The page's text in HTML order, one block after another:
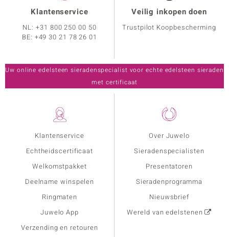
Klantenservice
Echtheidscertificaat
Welkomstpakket
Deelname winspelen
Ringmaten
Juwelo App
Verzending en retouren
Over Juwelo
Sieradenspecialisten
Presentatoren
Sieradenprogramma
Nieuwsbrief
Wereld van edelstenen
Klantenservice
NL:+31 800 250 00 50
BE: +49 30 21 78 26 01
Veilig inkopen doen
Trustpilot Koopbescherming
Uw online edelsteen sieradenspecialist voor echte edelsteen sieraden
met certificaat